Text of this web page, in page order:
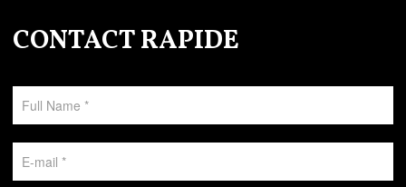
CONTACT RAPIDE